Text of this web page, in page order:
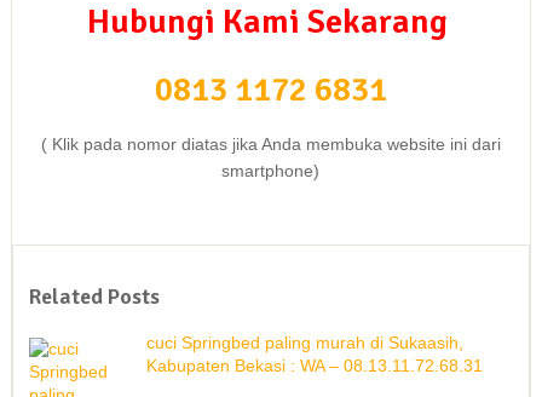
Hubungi Kami Sekarang
0813 1172 6831
( Klik pada nomor diatas jika Anda membuka website ini dari
smartphone)
Related Posts
cuci Springbed paling murah di Sukaasih,
Kabupaten Bekasi : WA – 08.13.11.72.68.31